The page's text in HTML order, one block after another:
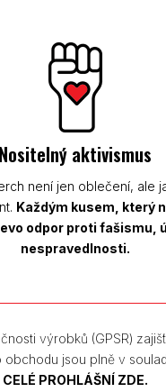
Nositelný aktivismus
není jen oblečení, ale
Každým kusem, který
odpor proti fašismu,
nespravedlnosti.
výrobků (GPSR)
jsou plně v
CELÉ PROHLÁŠNÍ ZDE.